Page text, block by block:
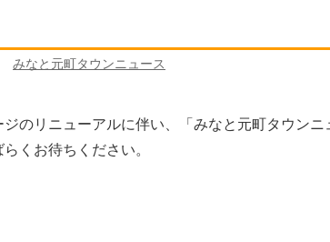
みなと元町タウンニュース
ジのリニューアルに伴い、「みなと元町タウン
くお待ちください。